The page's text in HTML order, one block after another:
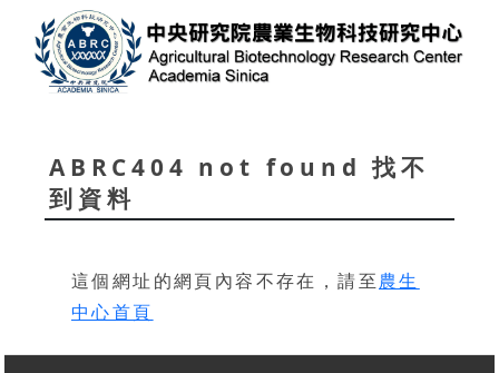
ABRC404 not found 找不
到資料
這個網址的網頁內容不存在，請至農生
中心首頁